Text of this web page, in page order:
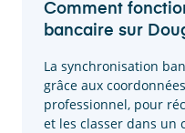
Comment
bancaire sur
La synchronisation
grâce aux
professionnel, pour
et les classer dans un